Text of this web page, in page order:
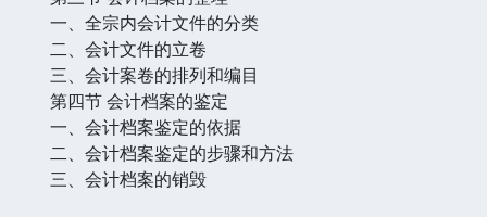
一、全宗内会计文件的分类
二、会计文件的立卷
三、会计案卷的排列和编目
第四节 会计档案的鉴定
一、会计档案鉴定的依据
二、会计档案鉴定的步骤和方法
三、会计档案的销毁